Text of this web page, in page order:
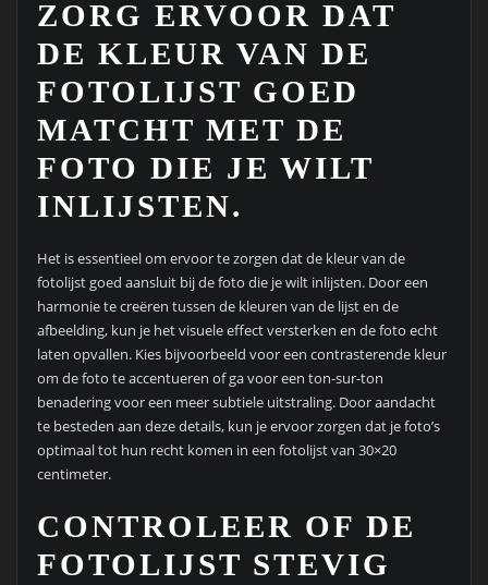
ZORG ERVOOR DAT
DE KLEUR VAN DE
FOTOLIJST GOED
MATCHT MET DE
FOTO DIE JE WILT
INLIJSTEN.
Het is essentieel om ervoor te zorgen dat de kleur van de
fotolijst goed aansluit bij de foto die je wilt inlijsten. Door een
harmonie te creëren tussen de kleuren van de lijst en de
afbeelding, kun je het visuele effect versterken en de foto echt
laten opvallen. Kies bijvoorbeeld voor een contrasterende kleur
om de foto te accentueren of ga voor een ton-sur-ton
benadering voor een meer subtiele uitstraling. Door aandacht
te besteden aan deze details, kun je ervoor zorgen dat je foto’s
optimaal tot hun recht komen in een fotolijst van 30×20
centimeter.
CONTROLEER OF DE
FOTOLIJST STEVIG